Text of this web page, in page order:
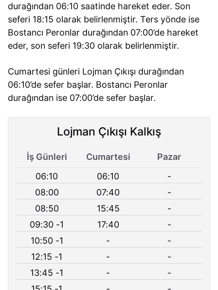
durağından 06:10 saatinde hareket eder. Son
seferi 18:15 olarak belirlenmiştir. Ters yönde ise
Bostancı Peronlar durağından 07:00’de hareket
eder, son seferi 19:30 olarak belirlenmiştir.
Cumartesi günleri Lojman Çıkışı durağından
06:10’de sefer başlar. Bostancı Peronlar
durağından ise 07:00’de sefer başlar.
Lojman Çıkışı Kalkış
İş Günleri Cumartesi
Pazar
06:10
06:10
-
08:00
07:40
-
08:50
15:45
-
09:30 -1
17:40
-
10:50 -1
-
-
12:15 -1
-
-
13:45 -1
-
-